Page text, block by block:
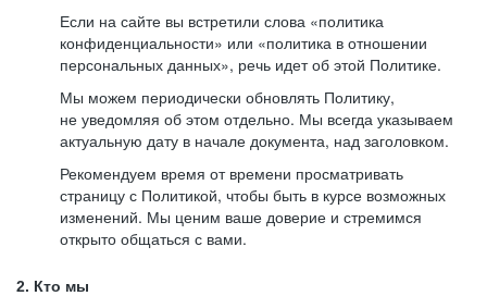
Если на сайте вы встретили слова «политика
конфиденциальности» или «политика в отношении
персональных данных», речь идет об этой Политике.
Мы можем периодически обновлять Политику,
не уведомляя об этом отдельно. Мы всегда указываем
актуальную дату в начале документа, над заголовком.
Рекомендуем время от времени просматривать
страницу с Политикой, чтобы быть в курсе возможных
изменений. Мы ценим ваше доверие и стремимся
открыто общаться с вами.
2. Кто мы